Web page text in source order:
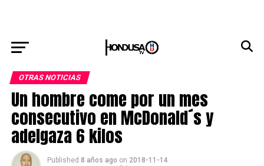
OTRAS NOTICIAS
Un hombre come por un mes
consecutivo en McDonald´s y
adelgaza 6 kilos
Published 8 años ago on 2018-11-14